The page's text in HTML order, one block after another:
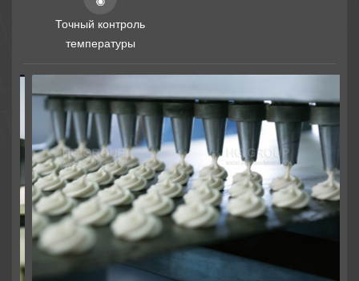
Точный контроль
температуры